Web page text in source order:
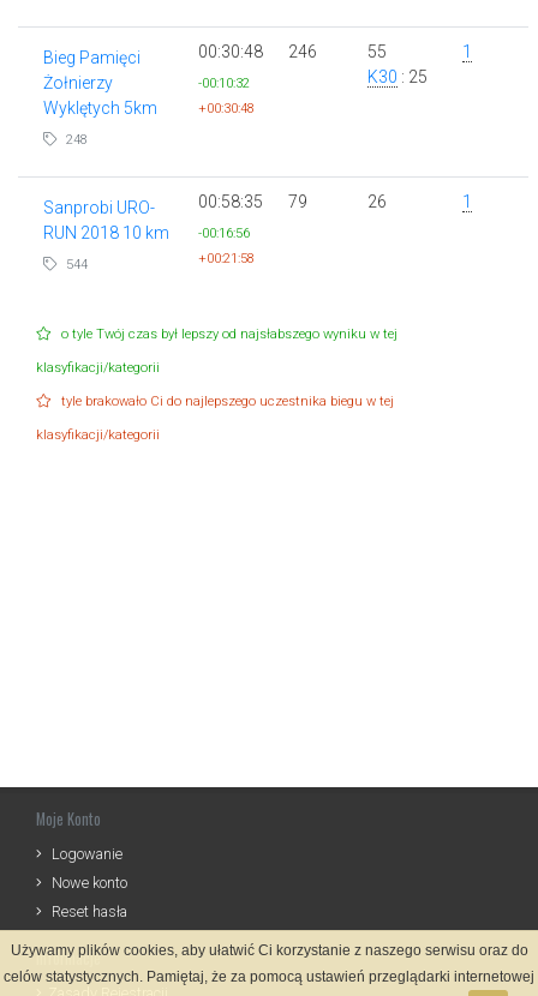
Bieg Pamięci
Żołnierzy
Wyklętych 5km
248
00:30:48
-00:10:32
+00:30:48
246
55
K30 : 25
1
Sanprobi URO-
RUN 2018 10 km
544
00:58:35
-00:16:56
+00:21:58
79 26 1
o tyle Twój czas był lepszy od najsłabszego wyniku w tej
klasyfikacji/kategorii
tyle brakowało Ci do najlepszego uczestnika biegu w tej
klasyfikacji/kategorii
Moje Konto
Logowanie
Nowe konto
Reset hasła
Informacje
Używamy plików cookies, aby ułatwić Ci korzystanie z naszego serwisu oraz do
celów statystycznych. Pamiętaj, że za pomocą ustawień przeglądarki internetowej